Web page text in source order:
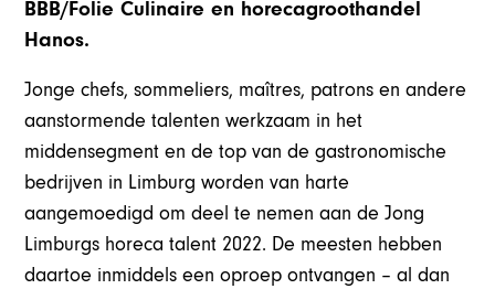
BBB/Folie Culinaire en horecagroothandel
Hanos.
Jonge chefs, sommeliers, maîtres, patrons en andere
aanstormende talenten werkzaam in het
middensegment en de top van de gastronomische
bedrijven in Limburg worden van harte
aangemoedigd om deel te nemen aan de Jong
Limburgs horeca talent 2022. De meesten hebben
daartoe inmiddels een oproep ontvangen – al dan